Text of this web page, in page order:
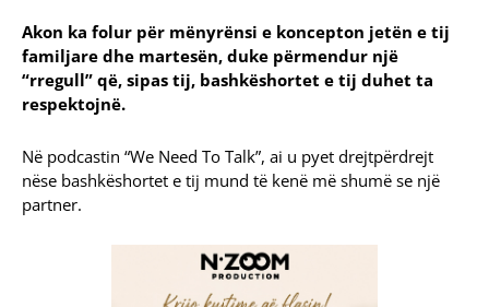
Akon ka folur për mënyrënsi e koncepton jetën e tij
familjare dhe martesën, duke përmendur një
“rregull” që, sipas tij, bashkëshortet e tij duhet ta
respektojnë.
Në podcastin “We Need To Talk”, ai u pyet drejtpërdrejt
nëse bashkëshortet e tij mund të kenë më shumë se një
partner.